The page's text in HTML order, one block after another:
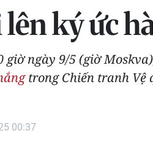
lên ký ức
giờ ngày 9/5 (giờ
trong Chiến tranh Vệ
00:37